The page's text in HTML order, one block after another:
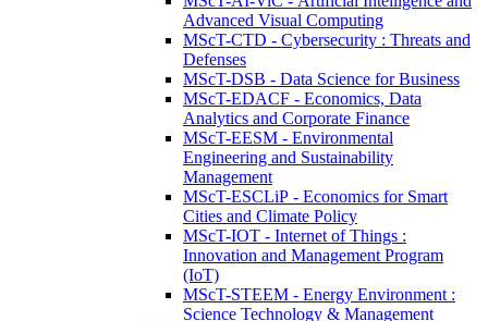
Advanced Visual Computing
MScT-CTD - Cybersecurity : Threats and
Defenses
MScT-DSB - Data Science for Business
MScT-EDACF - Economics, Data
Analytics and Corporate Finance
MScT-EESM - Environmental
Engineering and Sustainability
Management
MScT-ESCLiP - Economics for Smart
Cities and Climate Policy
MScT-IOT - Internet of Things :
Innovation and Management Program
(IoT)
MScT-STEEM - Energy Environment :
Science Technology & Management